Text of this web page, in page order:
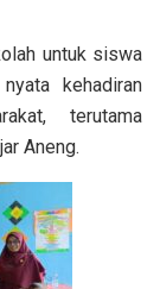
untuk siswa
kehadiran
terutama
Aneng.